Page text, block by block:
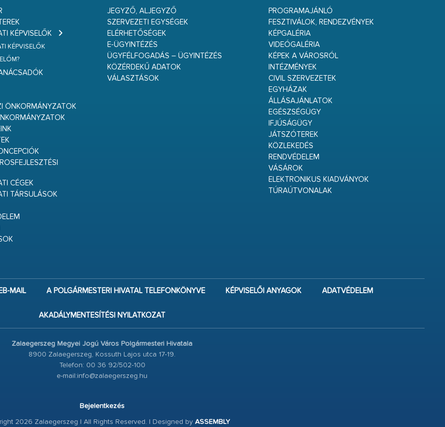
KÉPVISELŐK
KÉPVISELŐK
ÖNKORMÁNYZATOK
CÉGEK
TÁRSULÁSOK
JEGYZŐ, ALJEGYZŐ
SZERVEZETI EGYSÉGEK
ELÉRHETŐSÉGEK
E-ÜGYINTÉZÉS
ÜGYFÉLFOGADÁS – ÜGYINTÉZÉS
KÖZÉRDEKŰ ADATOK
VÁLASZTÁSOK
PROGRAMAJÁNLÓ
FESZTIVÁLOK, RENDEZVÉNYEK
KÉPGALÉRIA
VIDEÓGALÉRIA
KÉPEK A VÁROSRÓL
INTÉZMÉNYEK
CIVIL SZERVEZETEK
EGYHÁZAK
ÁLLÁSAJÁNLATOK
EGÉSZSÉGÜGY
IFJÚSÁGÜGY
JÁTSZÓTEREK
KÖZLEKEDÉS
RENDVÉDELEM
VÁSÁROK
ELEKTRONIKUS KIADVÁNYOK
TÚRAÚTVONALAK
MAIL A POLGÁRMESTERI HIVATAL TELEFONKÖNYVE KÉPVISELŐI ANYAGOK ADATVÉDELEM
AKADÁLYMENTESÍTÉSI NYILATKOZAT
Zalaegerszeg Megyei Jogú Város Polgármesteri Hivatala
8900 Zalaegerszeg, Kossuth Lajos utca 17-19.
Telefon: 00 36 92/502-100
e-mail:info@zalaegerszeg.hu
Bejelentkezés
2026 Zalaegerszeg | All Rights Reserved. | Designed by ASSEMBLY